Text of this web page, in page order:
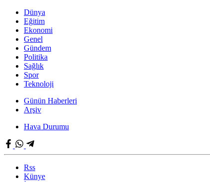
Dünya
Eğitim
Ekonomi
Genel
Gündem
Politika
Sağlık
Spor
Teknoloji
Günün Haberleri
Arşiv
Hava Durumu
Rss
Künye